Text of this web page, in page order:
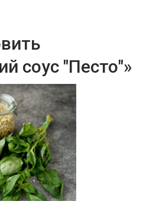
соус "Песто"»